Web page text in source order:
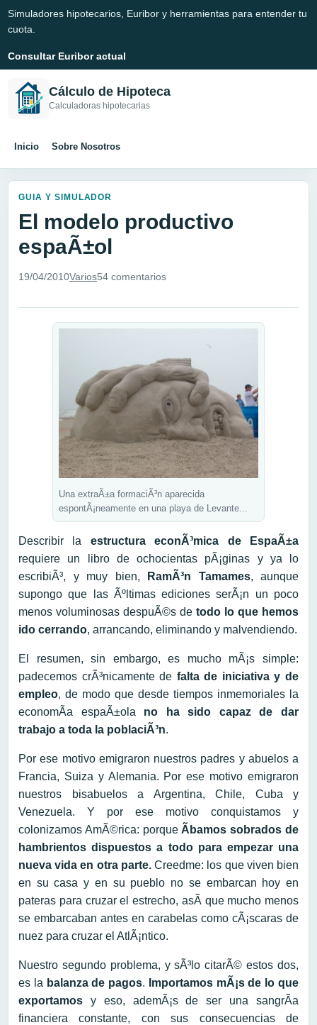
Simuladores hipotecarios, Euribor y herramientas para entender tu
cuota.
Consultar Euribor actual
Cálculo de Hipoteca
Calculadoras hipotecarias
Inicio Sobre Nosotros
GUIA Y SIMULADOR
El modelo productivo
espaÃ±ol
19/04/2010Varios54 comentarios
Una extraÃ±a formaciÃ³n aparecida
espontÃ¡neamente en una playa de Levante...
Describir la estructura econÃ³mica de EspaÃ±a
requiere un libro de ochocientas pÃ¡ginas y ya lo
escribiÃ³, y muy bien,
RamÃ³n Tamames, aunque
supongo que las Ãºltimas ediciones serÃ¡n un poco
menos voluminosas despuÃ©s de todo lo que hemos
ido cerrando, arrancando, eliminando y malvendiendo.
El resumen, sin embargo, es mucho mÃ¡s simple:
padecemos crÃ³nicamente de falta de iniciativa y de
empleo, de modo que desde tiempos inmemoriales la
economÃ­a espaÃ±ola no ha sido capaz de dar
trabajo a toda la poblaciÃ³n.
Por ese motivo emigraron nuestros padres y abuelos a
Francia, Suiza y Alemania. Por ese motivo emigraron
nuestros bisabuelos a Argentina, Chile, Cuba y
Venezuela. Y por ese motivo conquistamos y
colonizamos AmÃ©rica: porque Ã­bamos sobrados de
hambrientos dispuestos a todo para empezar una
nueva vida en otra parte.Creedme: los que viven bien
en su casa y en su pueblo no se embarcan hoy en
pateras para cruzar el estrecho, asÃ­ que mucho menos
se embarcaban antes en carabelas como cÃ¡scaras de
nuez para cruzar el AtlÃ¡ntico.
Nuestro segundo problema, y sÃ³lo citarÃ© estos dos,
es la balanza de pagos. Importamos mÃ¡s de lo que
exportamos y eso, ademÃ¡s de ser una sangrÃ­a
financiera constante, con sus consecuencias de